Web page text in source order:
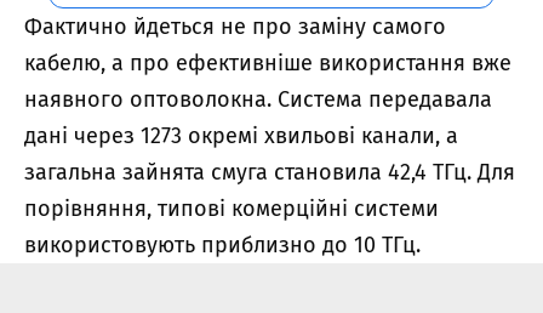
Фактично йдеться не про заміну самого
кабелю, а про ефективніше використання вже
наявного оптоволокна. Система передавала
дані через 1273 окремі хвильові канали, а
загальна зайнята смуга становила 42,4 ТГц. Для
порівняння, типові комерційні системи
використовують приблизно до 10 ТГц.